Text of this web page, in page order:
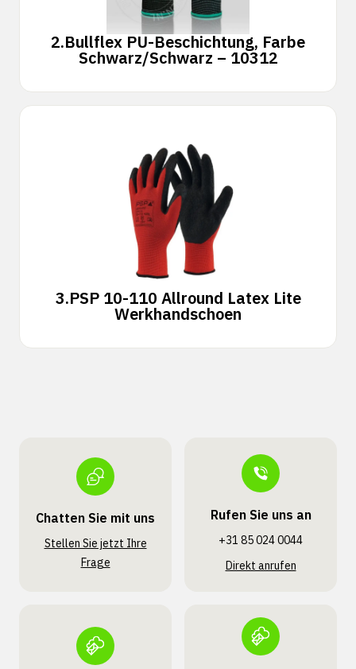
2.Bullflex PU-Beschichtung, Farbe
Schwarz/Schwarz – 10312
3.PSP 10-110 Allround Latex Lite
Werkhandschoen
Chatten Sie mit uns
Stellen Sie jetzt Ihre
Frage
Rufen Sie uns an
+31 85 024 0044
Direkt anrufen